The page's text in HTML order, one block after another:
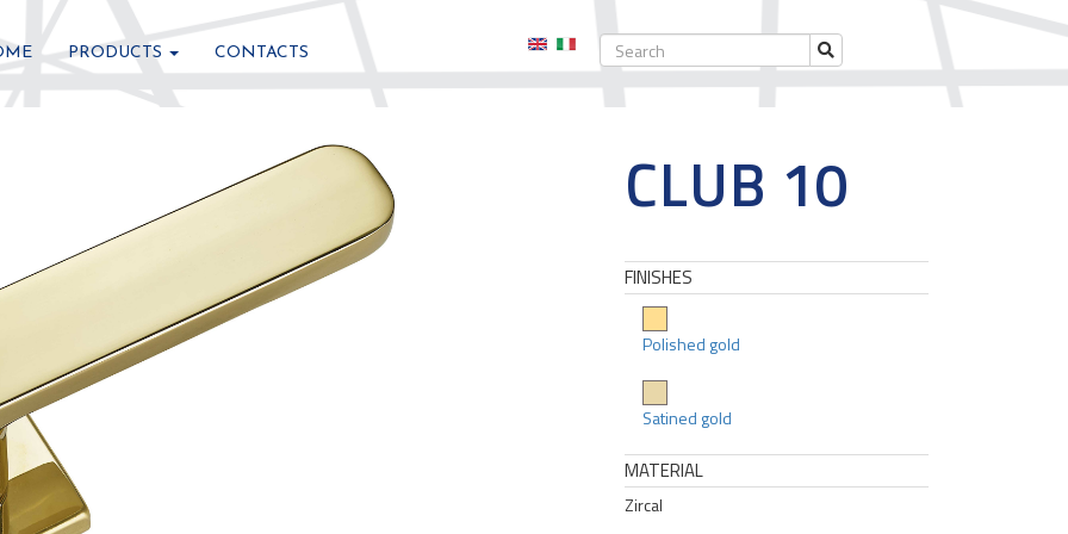
PRODUCTS CONTACTS
CLUB 10
FINISHES
Polished gold
Satined gold
MATERIAL
Zircal